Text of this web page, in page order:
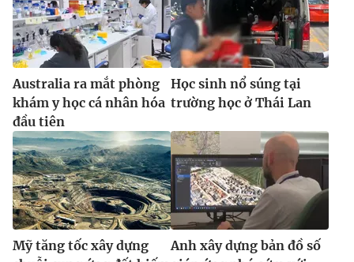
Australia ra mắt phòng
khám y học cá nhân hóa
đầu tiên
Học sinh nổ súng tại
trường học ở Thái Lan
Mỹ tăng tốc xây dựng
Anh xây dựng bản đồ số